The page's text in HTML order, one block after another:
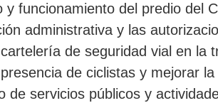
funcionamiento del predio del
administrativa y las
de seguridad vial en la
de ciclistas y mejorar
de servicios públicos y